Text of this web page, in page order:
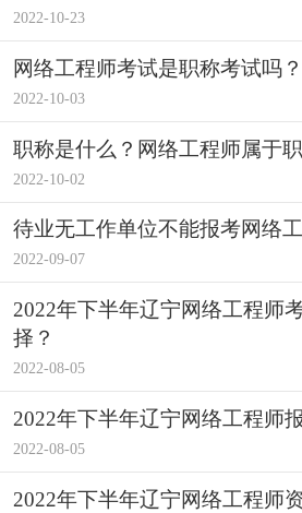
2022-10-23
网络工程师考试是职称考试吗？
2022-10-03
职称是什么？网络工程师属于
2022-10-02
待业无工作单位不能报考网络
2022-09-07
2022年下半年辽宁网络工程师
择？
2022-08-05
2022年下半年辽宁网络工程师
2022-08-05
2022年下半年辽宁网络工程师